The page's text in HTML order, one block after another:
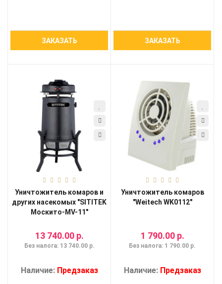
ЗАКАЗАТЬ ЗАКАЗАТЬ
Уничтожитель комаров и
других насекомых "SITITEK
Москито-MV-11"
13 740.00 р.
Без налога: 13 740.00 р.
Наличие: Предзаказ
Уничтожитель комаров
"Weitech WK0112"
1 790.00 р.
Без налога: 1 790.00 р.
Наличие: Предзаказ